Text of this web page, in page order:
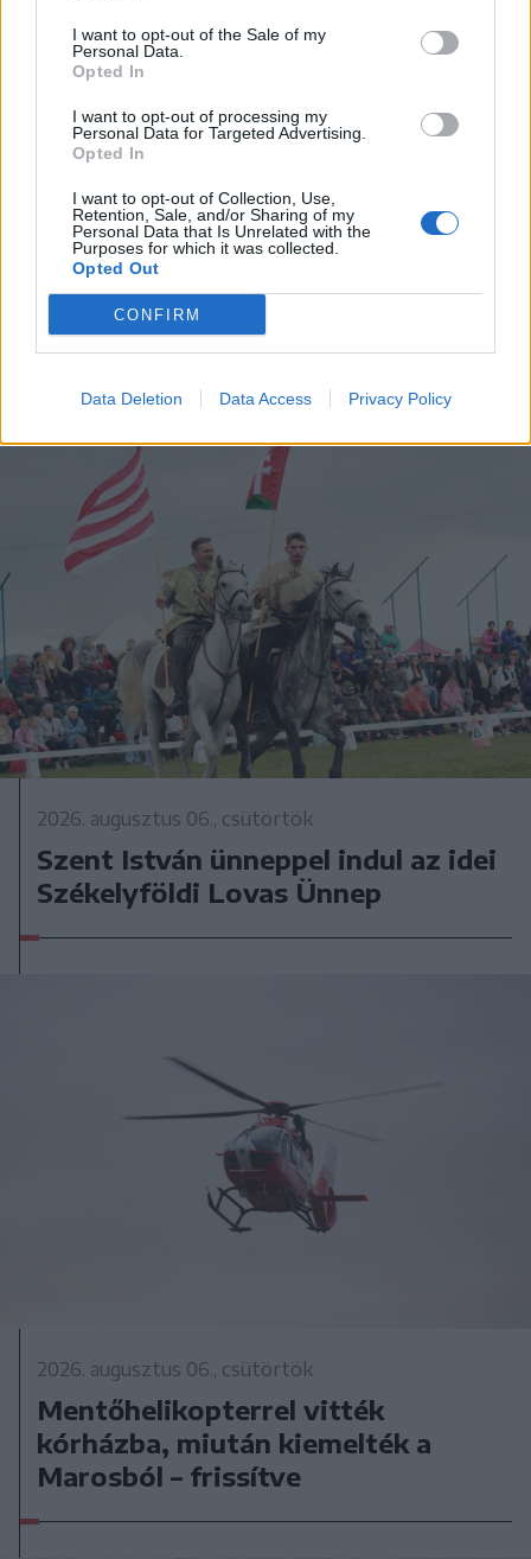
I want to opt-out of the Sale of my
Personal Data.
Opted In
I want to opt-out of processing my
Personal Data for Targeted Advertising.
Opted In
I want to opt-out of Collection, Use,
Retention, Sale, and/or Sharing of my
Personal Data that Is Unrelated with the
Purposes for which it was collected.
Opted Out
CONFIRM
Data Deletion Data Access Privacy Policy
Elvégezték az első
robotasszisztált urológiai műtétet
Csíkszeredában
2026. augusztus 06., csütörtök
Szent István ünneppel indul az idei
Székelyföldi Lovas Ünnep
2026. augusztus 06., csütörtök
Mentőhelikopterrel vitték
kórházba, miután kiemelték a
Marosból – frissítve